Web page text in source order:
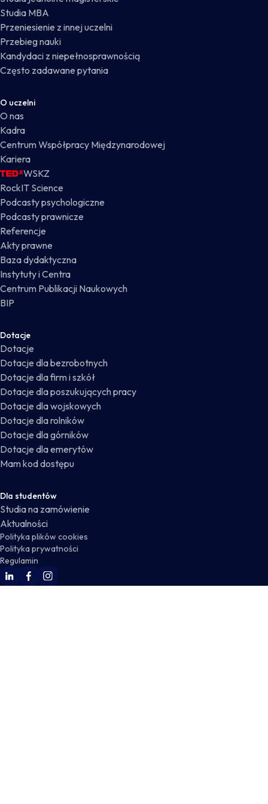
Studia MBA
Przeniesienie z innej uczelni
Przebieg nauki
Kandydaci z niepełnosprawnością
Często zadawane pytania
O uczelni
O nas
Kadra
Centrum Współpracy Międzynarodowej
Kariera
WSKZ
RockIT Science
Podcasty psychologiczne
Podcasty prawnicze
Referencje
Akty prawne
Baza dydaktyczna
Instytuty i Centra
Centrum Publikacji Naukowych
BIP
Dotacje
Dotacje
Dotacje dla bezrobotnych
Dotacje dla firm i szkół
Dotacje dla poszukujących pracy
Dotacje dla wojskowych
Dotacje dla rolników
Dotacje dla górników
Dotacje dla emerytów
Mam kod dostępu
Dla studentów
Studia na zamówienie
Aktualności
Polityka plików cookies
Polityka prywatności
Regulamin
WSKZ Linkedin
WSKZ Facebook
WSKZ Instagram